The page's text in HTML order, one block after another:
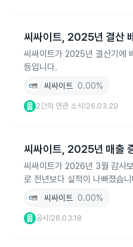
씨싸이트, 2025년 결산
씨싸이트가 2025년 결산기에
등입니다.
씨싸이트 0.00%
2건의 연관 소식 26.03.20
씨싸이트, 2025년 매출
씨싸이트가 2026년 3월 감사
로 전년보다 실적이 나빠졌습
씨싸이트 0.00%
공시 26.03.18